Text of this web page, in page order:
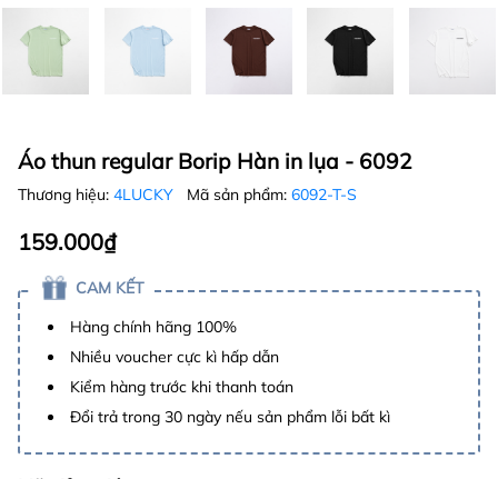
Áo thun regular Borip Hàn in lụa - 6092
Thương hiệu: 4LUCKY Mã sản phẩm: 6092-T-S
159.000₫
CAM KẾT
Hàng chính hãng 100%
Nhiều voucher cực kì hấp dẫn
Kiểm hàng trước khi thanh toán
Đổi trả trong 30 ngày nếu sản phẩm lỗi bất kì